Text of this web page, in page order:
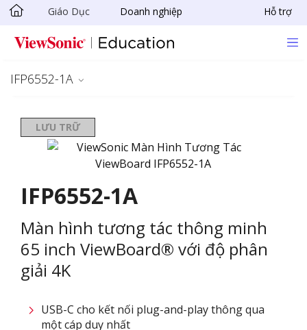
Chuyển đến nội dung chính
Giáo Dục Doanh nghiệp Hỗ trợ
IFP6552-1A
LƯU TRỮ
IFP6552-1A
Màn hình tương tác thông minh
65 inch ViewBoard® với độ phân
giải 4K
USB-C cho kết nối plug-and-play thông qua
một cáp duy nhất